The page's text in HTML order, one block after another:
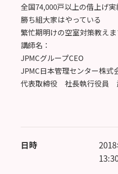
全国74,000戸以上の借上げ実
勝ち組大家はやっている
繁忙期明けの空室対策教え
講師名：
JPMCグループCEO
JPMC日本管理センター株式
代表取締役 社長執行役員
日時